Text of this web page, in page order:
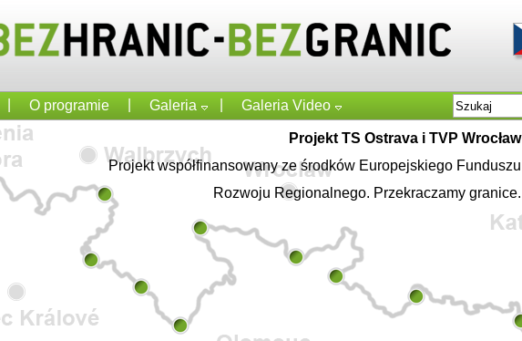
O programie Galeria Galeria Video
Projekt TS Ostrava i TVP Wrocław
Projekt współfinansowany ze środków Europejskiego Funduszu
Rozwoju Regionalnego. Przekraczamy granice.